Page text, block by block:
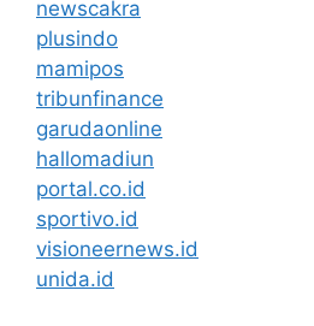
newscakra
plusindo
mamipos
tribunfinance
garudaonline
hallomadiun
portal.co.id
sportivo.id
visioneernews.id
unida.id